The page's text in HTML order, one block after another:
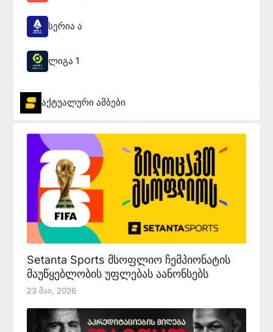
სერია ა
ლიგა 1
აქტუალური ამბები
Setanta Sports მსოფლიო ჩემპიონატის
მაუწყებლობის უფლებას აანონსებს
23 Მაი, 2026